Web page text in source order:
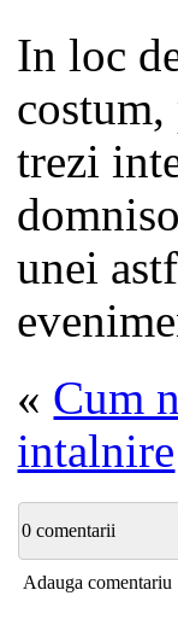
In loc
trezi
unei
« Cum
intalnire
0 comentarii
Adauga comentariu